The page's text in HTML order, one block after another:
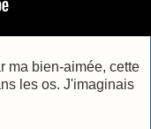
ma bien-aimée, cette
les os. J'imaginais